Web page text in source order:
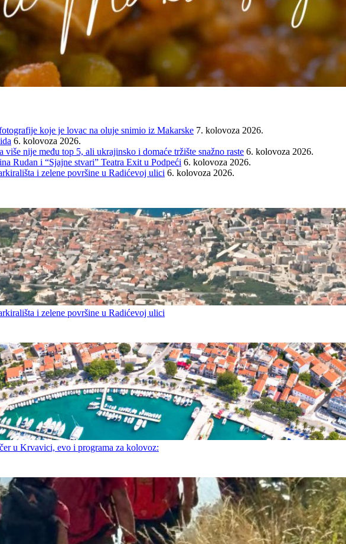
koje je lovac na oluje snimio iz Makarske 7. kolovoza 2026.
6. kolovoza 2026.
nije među top 5, ali ukrajinsko i domaće tržište snažno raste 6. kolovoza 2026.
Rudan i “Sjajne stvari” Teatra Exit u Podpeći 6. kolovoza 2026.
i zelene površine u Radićevoj ulici 6. kolovoza 2026.
i zelene površine u Radićevoj ulici
u Krvavici, evo i programa za kolovoz: